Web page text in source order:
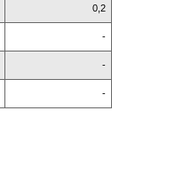
0,2
-
-
-